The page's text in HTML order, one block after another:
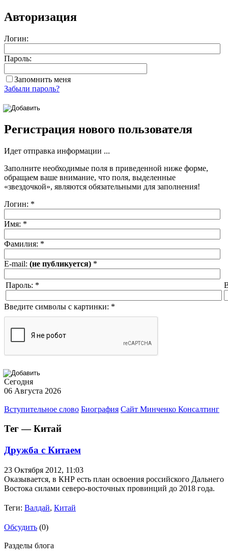
Авторизация
Логин:
Пароль:
Запомнить меня
Забыли пароль?
Регистрация нового пользователя
Идет отправка информации ...
Заполните необходимые поля в приведенной ниже форме,
обращаем ваше внимание, что поля, выделенные
«звездочкой», являются обязательными для заполнения!
Логин: *
Имя: *
Фамилия: *
E-mail: (не публикуется) *
Пароль: *
Введите символы с картинки: *
Сегодня
06 Августа 2026
Вступительное слово Биография Сайт Минченко Консалтинг
Тег — Китай
Дружба с Китаем
23 Октября 2012, 11:03
Оказывается, в КНР есть план освоения российского Дальнего
Востока силами северо-восточных провинций до 2018 года.
Теги: Валдай, Китай
Обсудить (0)
Разделы блога